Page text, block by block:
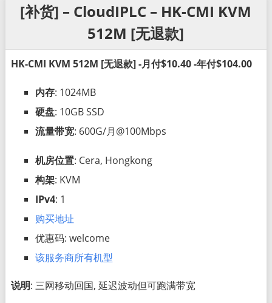
[补货] – CloudIPLC – HK-CMI KVM
512M [无退款]
HK-CMI KVM 512M [无退款] -月付$10.40 -年付$104.00
内存: 1024MB
硬盘: 10GB SSD
流量带宽: 600G/月@100Mbps
机房位置: Cera, Hongkong
构架: KVM
IPv4: 1
购买地址
优惠码: welcome
该服务商所有机型
说明: 三网移动回国, 延迟波动但可跑满带宽